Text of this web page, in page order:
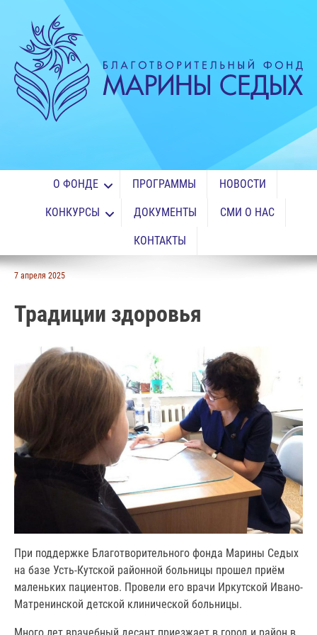
О ФОНДЕ ПРОГРАММЫ НОВОСТИ
КОНКУРСЫ ДОКУМЕНТЫ СМИ О НАС
КОНТАКТЫ
7 апреля 2025
Традиции здоровья
При поддержке Благотворительного фонда Марины Седых
на базе Усть-Кутской районной больницы прошел приём
маленьких пациентов. Провели его врачи Иркутской Ивано-
Матренинской детской клинической больницы.